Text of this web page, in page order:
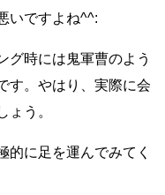
いですよね^^:
グ時には鬼軍曹のよう
す。やはり、実際に会
ょう。
的に足を運んでみてく